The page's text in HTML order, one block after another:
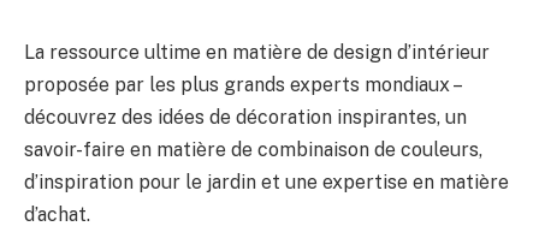
La ressource ultime en matière de design d’intérieur
proposée par les plus grands experts mondiaux –
découvrez des idées de décoration inspirantes, un
savoir-faire en matière de combinaison de couleurs,
d’inspiration pour le jardin et une expertise en matière
d’achat.